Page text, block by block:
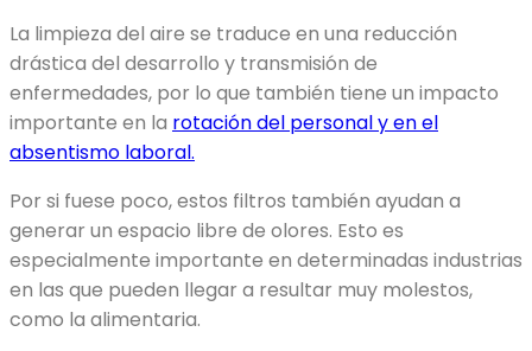
La limpieza del aire se traduce en una reducción
drástica del desarrollo y transmisión de
enfermedades, por lo que también tiene un impacto
importante en la rotación del personal y en el
absentismo laboral.
Por si fuese poco, estos filtros también ayudan a
generar un espacio libre de olores. Esto es
especialmente importante en determinadas industrias
en las que pueden llegar a resultar muy molestos,
como la alimentaria.